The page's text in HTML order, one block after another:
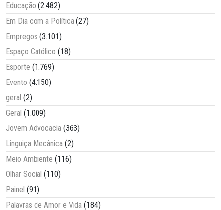
Educação (2.482)
Em Dia com a Política (27)
Empregos (3.101)
Espaço Católico (18)
Esporte (1.769)
Evento (4.150)
geral (2)
Geral (1.009)
Jovem Advocacia (363)
Linguiça Mecânica (2)
Meio Ambiente (116)
Olhar Social (110)
Painel (91)
Palavras de Amor e Vida (184)